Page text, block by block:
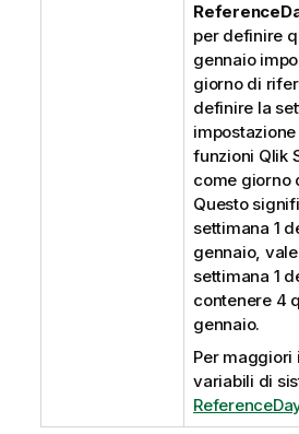
per definire
gennaio
giorno di
definire la
funzioni Qlik
come giorno
Questo
settimana 1
gennaio,
settimana 1
contenere 4
gennaio.
Per maggiori
variabili di